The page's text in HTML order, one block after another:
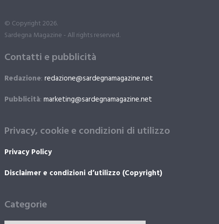
© Copyright 2026.
Sardegna Magazine - All rights reserved.
Contatti e pubblicità
Redazione: redazione@sardegnamagazine.net
Pubblicità: marketing@sardegnamagazine.net
Privacy, cookie e condizioni di utilizzo
Privacy Policy
Disclaimer e condizioni d’utilizzo (Copyright)
Categorie